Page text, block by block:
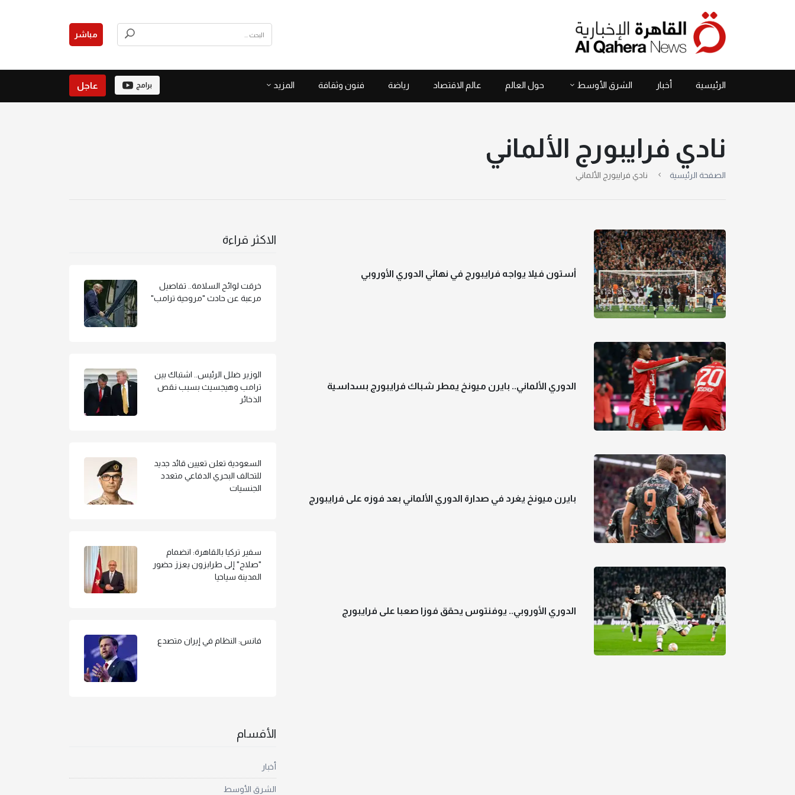
مباشر
الرئيسية أخبار الشرق الأوسط حول العالم عالم الاقتصاد رياضة فنون وثقافة المزيد برامج عاجل
نادي فرايبورج الألماني
الصفحة الرئيسية نادي فرايبورج الألماني
أستون فيلا يواجه فرايبورج في نهائي الدوري الأوروبي
الدوري الألماني.. بايرن ميونخ يمطر شباك فرايبورج بسداسية
بايرن ميونخ يغرد في صدارة الدوري الألماني بعد فوزه على فرايبورج
الدوري الأوروبي.. يوفنتوس يحقق فوزا صعبا على فرايبورج
الاكثر قراءة
خرقت لوائح السلامة.. تفاصيل
مرعبة عن حادث "مروحية ترامب"
الوزير ضلل الرئيس.. اشتباك بين
ترامب وهيجسيث بسبب نقص
الذخائر
السعودية تعلن تعيين قائد جديد
للتحالف البحري الدفاعي متعدد
الجنسيات
سفير تركيا بالقاهرة: انضمام
"صلاح" إلى طرابزون يعزز حضور
المدينة سياحيا
فانس: النظام في إيران متصدع
الأقسام
أخبار
الشرق الأوسط